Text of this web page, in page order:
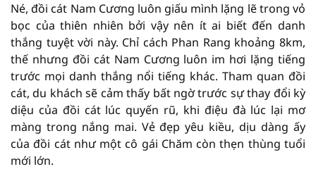
Né, đồi cát Nam Cương luôn giấu mình lặng lẽ trong vỏ
bọc của thiên nhiên bởi vậy nên ít ai biết đến danh
thắng tuyệt vời này. Chỉ cách Phan Rang khoảng 8km,
thế nhưng đồi cát Nam Cương luôn im hơi lặng tiếng
trước mọi danh thắng nổi tiếng khác. Tham quan đồi
cát, du khách sẽ cảm thấy bất ngờ trước sự thay đổi kỳ
diệu của đồi cát lúc quyến rũ, khi điệu đà lúc lại mơ
màng trong nắng mai. Vẻ đẹp yêu kiều, dịu dàng ấy
của đồi cát như một cô gái Chăm còn thẹn thùng tuổi
mới lớn.